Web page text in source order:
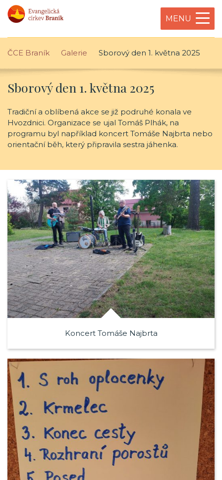
MENU
ČCE Braník Galerie Sborový den 1. května 2025
Sborový den 1. května 2025
Tradiční a oblíbená akce se již podruhé konala ve
Hvozdnici. Organizace se ujal Tomáš Plhák, na
programu byl například koncert Tomáše Najbrta nebo
orientační běh, který připravila sestra jáhenka.
Koncert Tomáše Najbrta